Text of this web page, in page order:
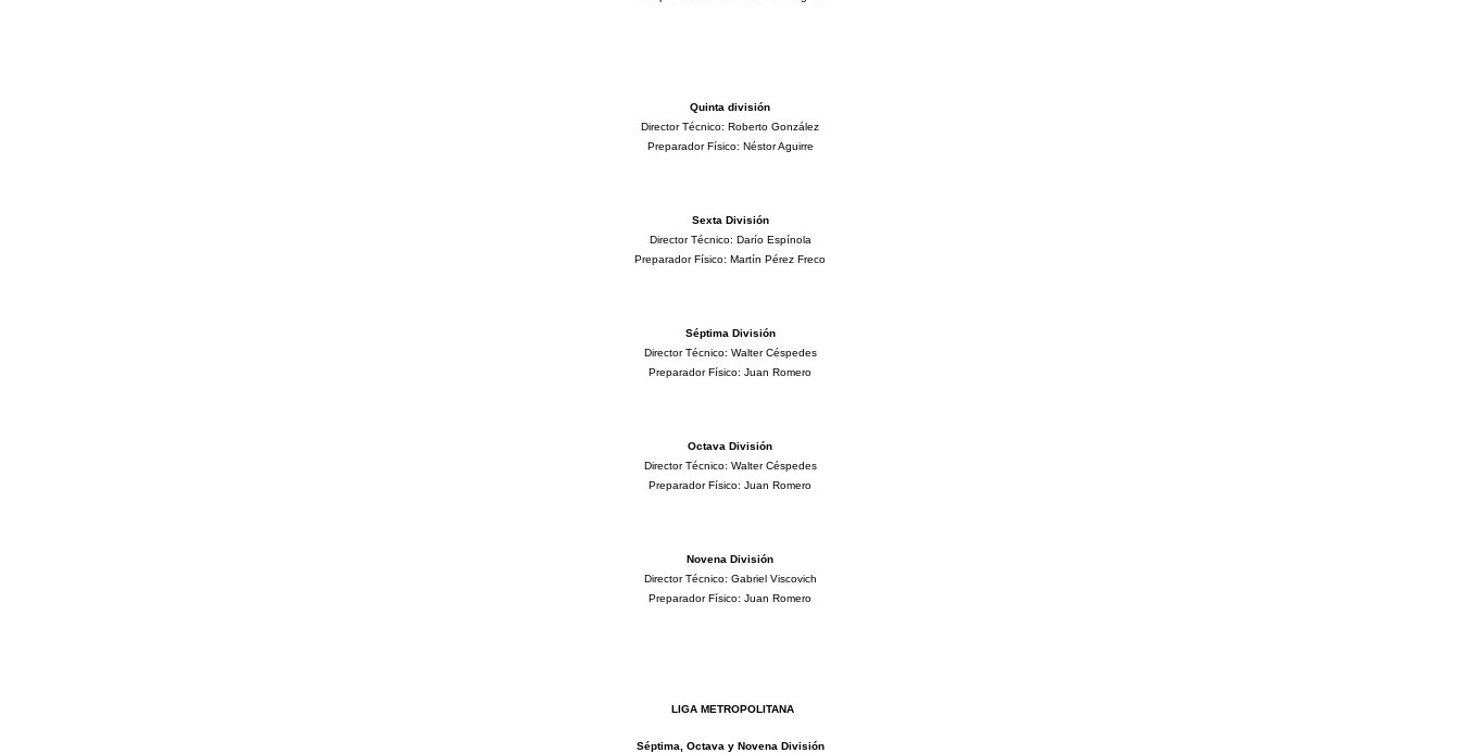
Quinta división
Director Técnico: Roberto González
Preparador Físico: Néstor Aguirre
Sexta División
Director Técnico: Darío Espínola
Preparador Físico: Martín Pérez Freco
Séptima División
Director Técnico: Walter Céspedes
Preparador Físico: Juan Romero
Octava División
Director Técnico: Walter Céspedes
Preparador Físico: Juan Romero
Novena División
Director Técnico: Gabriel Viscovich
Preparador Físico: Juan Romero
LIGA METROPOLITANA
Séptima, Octava y Novena División